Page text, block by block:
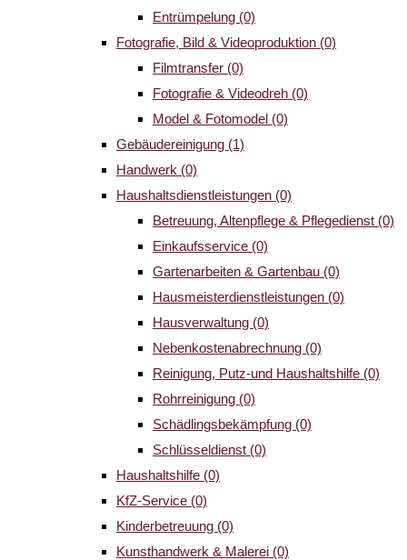
Entrümpelung (0)
Fotografie, Bild & Videoproduktion (0)
Filmtransfer (0)
Fotografie & Videodreh (0)
Model & Fotomodel (0)
Gebäudereinigung (1)
Handwerk (0)
Haushaltsdienstleistungen (0)
Betreuung, Altenpflege & Pflegedienst (0)
Einkaufsservice (0)
Gartenarbeiten & Gartenbau (0)
Hausmeisterdienstleistungen (0)
Hausverwaltung (0)
Nebenkostenabrechnung (0)
Reinigung, Putz-und Haushaltshilfe (0)
Rohrreinigung (0)
Schädlingsbekämpfung (0)
Schlüsseldienst (0)
Haushaltshilfe (0)
KfZ-Service (0)
Kinderbetreuung (0)
Kunsthandwerk & Malerei (0)